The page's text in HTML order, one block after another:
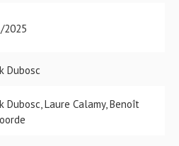
2025
Dubosc
Dubosc, Laure Calamy, Benoît